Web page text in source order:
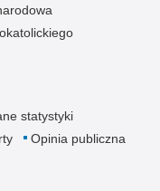
statystyki
Opinia publiczna